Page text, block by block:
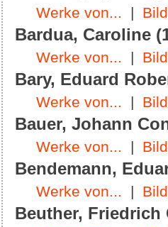
Werke von... |
Bardua, Caroline
Werke von... |
Bary, Eduard
Werke von... |
Bauer, Johann
Werke von... |
Bendemann,
Werke von... |
Beuther, Friedrich